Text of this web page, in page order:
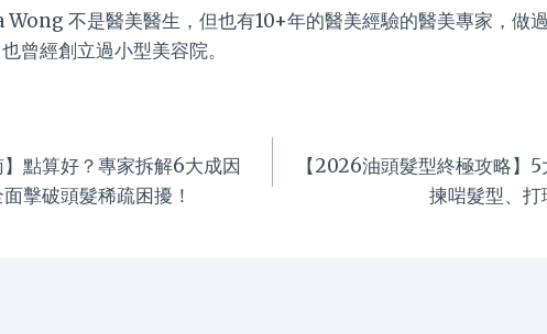
Wong 不是醫美醫生，但也有10+年的醫美經驗的醫美專家，做
曾經創立過小型美容院。
】點算好？專家拆解6大成因
擊破頭髮稀疏困擾！
【2026油頭髮型終極攻略】
揀啱髮型、